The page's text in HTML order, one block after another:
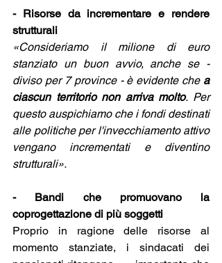
- Risorse da incrementare e rendere
strutturali
«Consideriamo il milione di euro
stanziato un buon avvio, anche se -
diviso per 7 province - è evidente che a
ciascun territorio non arriva molto. Per
questo auspichiamo che i fondi destinati
alle politiche per l'invecchiamento attivo
vengano incrementati e diventino
strutturali».
- Bandi che promuovano la
coprogettazione di più soggetti
Proprio in ragione delle risorse al
momento stanziate, i sindacati dei